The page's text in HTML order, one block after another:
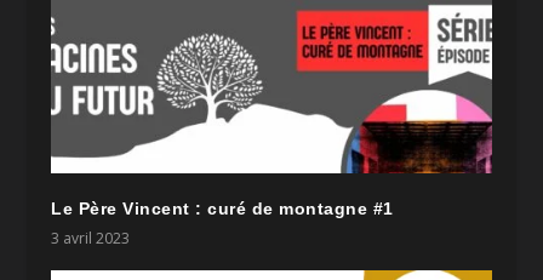
Le Père Vincent : curé de montagne #1
3 avril 2023